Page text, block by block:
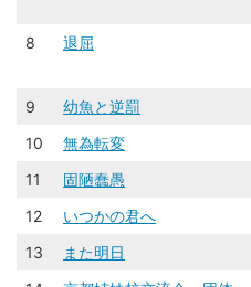
8
退屈
9
幼魚と逆罰
10
無為転変
11
固陋蠢愚
12
いつかの君へ
13
また明日